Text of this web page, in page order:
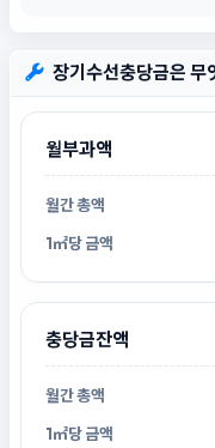
장기수선충당금은 무
월부과액
충당금잔액